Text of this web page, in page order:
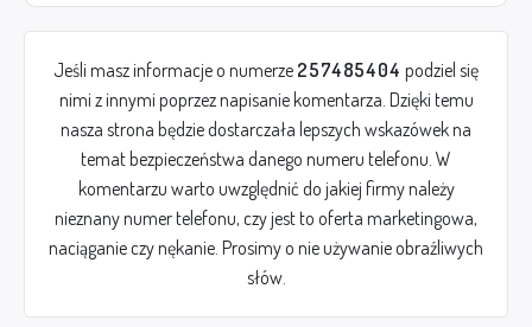
Jeśli masz informacje o numerze 257485404 podziel się
nimi z innymi poprzez napisanie komentarza. Dzięki temu
nasza strona będzie dostarczała lepszych wskazówek na
temat bezpieczeństwa danego numeru telefonu. W
komentarzu warto uwzględnić do jakiej firmy należy
nieznany numer telefonu, czy jest to oferta marketingowa,
naciąganie czy nękanie. Prosimy o nie używanie obraźliwych
słów.